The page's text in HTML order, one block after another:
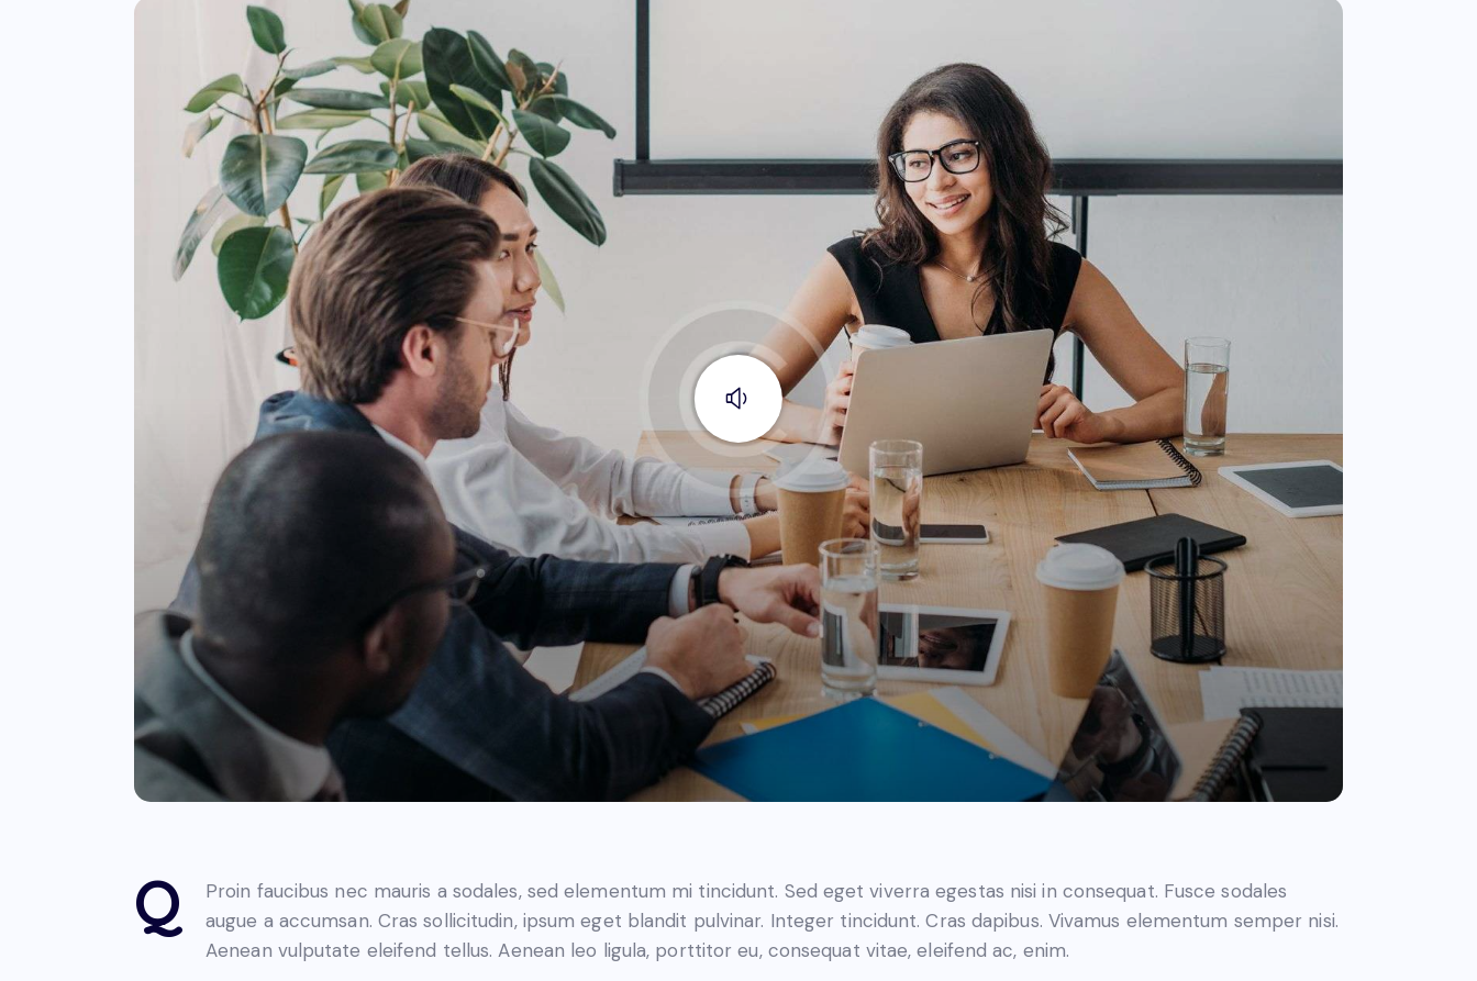
00:00 00:00
las
teclas
Q
Proin faucibus nec mauris a sodales, sed elementum mi tincidunt. Sed eget viverra egestas nisi in consequat. Fusce sodales
augue a accumsan. Cras sollicitudin, ipsum eget blandit pulvinar. Integer tincidunt. Cras dapibus. Vivamus elementum semper nisi.
Aenean vulputate eleifend tellus. Aenean leo ligula, porttitor eu, consequat vitae, eleifend ac, enim.